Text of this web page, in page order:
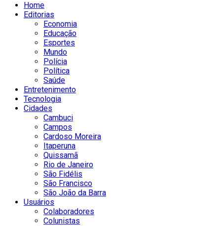
Home
Editorias
Economia
Educação
Esportes
Mundo
Polícia
Política
Saúde
Entretenimento
Tecnologia
Cidades
Cambuci
Campos
Cardoso Moreira
Itaperuna
Quissamã
Rio de Janeiro
São Fidélis
São Francisco
São João da Barra
Usuários
Colaboradores
Colunistas